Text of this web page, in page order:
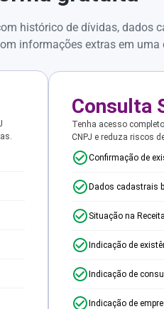
histórico de dívidas, dados
informações extras em
Consulta
Tenha acesso
CNPJ e reduza riscos
Confirmação de
Dados cadastrais
Situação na
Indicação de
Indicação de
Indicação de